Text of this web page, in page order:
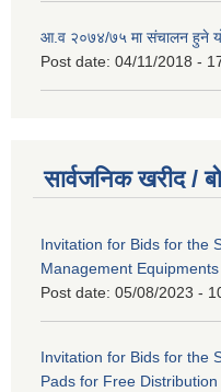
आ.व २०७४/७५ मा संचालन हुने
Post date: 04/11/2018 -
सार्वजनिक खरीद /
Invitation for Bids for the
Management Equipments
Post date: 05/08/2023 -
Invitation for Bids for the
Pads for Free Distribution